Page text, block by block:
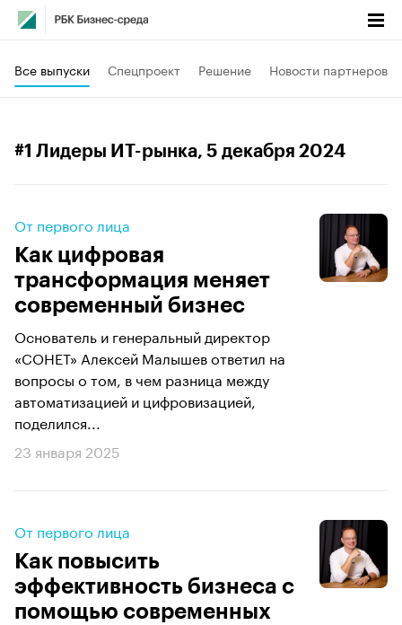
Все выпуски Спецпроект Решение Новости партнеров
#1 Лидеры ИТ-рынка, 5 декабря 2024
От первого лица
Как цифровая
трансформация меняет
современный бизнес
Основатель и генеральный директор
«СОНЕТ» Алексей Малышев ответил на
вопросы о том, в чем разница между
автоматизацией и цифровизацией,
поделился...
23 января 2025
От первого лица
Как повысить
эффективность бизнеса с
помощью современных